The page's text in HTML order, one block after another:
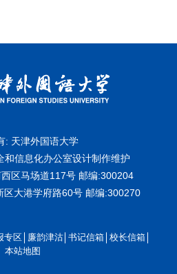
: 天津外国语大学
和信息化办公室设计制作维护
区马场道117号 邮编:300204
区大港学府路60号 邮编:300270
专区 廉韵津沽 书记信箱 校长信箱
本站地图